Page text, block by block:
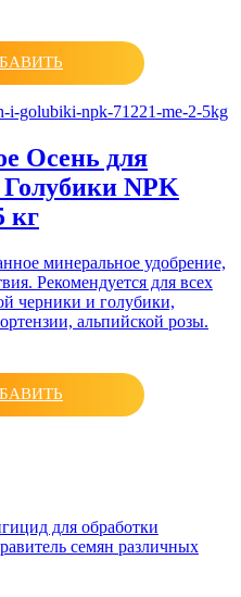
Осень для
NPK
кг
минеральное удобрение,
Рекомендуется для всех
черники и голубики,
альпийской розы.
для обработки
семян различных